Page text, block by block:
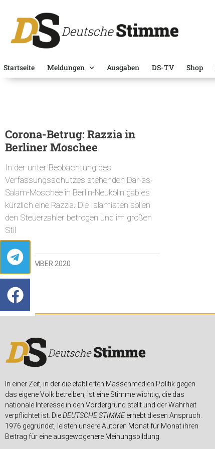
Startseite Meldungen Ausgaben DS-TV Shop
Corona-Betrug: Razzia in
Berliner Moschee
In der unter Beobachtung des
Verfassungsschutzes stehenden Dar-as-
Salam-Moschee in Berlin-Neukölln gab es
kürzlich eine Razzia. Die Islamisten sollen
den Steuerzahler betrogen und im großen
Stil
30. NOVEMBER 2020
In einer Zeit, in der die etablierten Massenmedien Politik gegen
das eigene Volk betreiben, ist eine Stimme wichtig, die das
nationale Interesse in den Vordergrund stellt und der Wahrheit
verpflichtet ist. DieDEUTSCHE STIMMEerhebt diesen Anspruch.
1976 gegründet, leisten unsere Autoren Monat für Monat ihren
Beitrag für eine ausgewogenere Meinungsbildung.